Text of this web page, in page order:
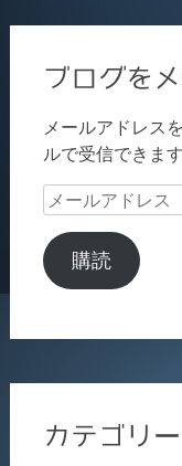
ブログを
メールアドレス
ルで受信できます
メ
ル
ア
購読
カテゴリー